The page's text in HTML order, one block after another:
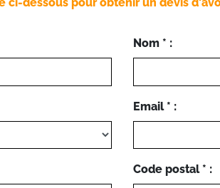
Nom * :
Email * :
Code postal * :